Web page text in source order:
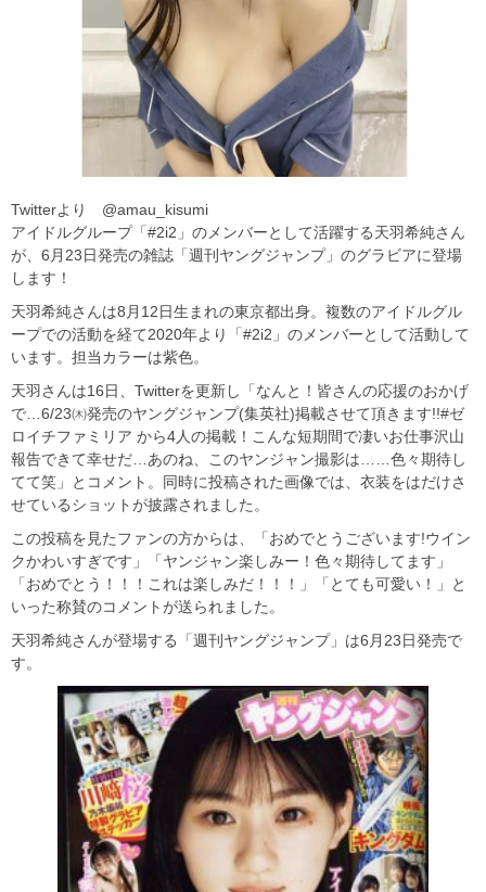
Twitterより @amau_kisumi
アイドルグループ「#2i2」のメンバーとして活躍する天羽希純さん
が、6月23日発売の雑誌「週刊ヤングジャンプ」のグラビアに登場
します！
天羽希純さんは8月12日生まれの東京都出身。複数のアイドルグル
ープでの活動を経て2020年より「#2i2」のメンバーとして活動して
います。担当カラーは紫色。
天羽さんは16日、Twitterを更新し「なんと！皆さんの応援のおかげ
で…6/23㈭発売のヤングジャンプ(集英社)掲載させて頂きます!!#ゼ
ロイチファミリア から4人の掲載！こんな短期間で凄いお仕事沢山
報告できて幸せだ…あのね、このヤンジャン撮影は……色々期待し
てて笑」とコメント。同時に投稿された画像では、衣装をはだけさ
せているショットが披露されました。
この投稿を見たファンの方からは、「おめでとうございます!ウイン
クかわいすぎです」「ヤンジャン楽しみー！色々期待してます」
「おめでとう！！！これは楽しみだ！！！」「とても可愛い！」と
いった称賛のコメントが送られました。
天羽希純さんが登場する「週刊ヤングジャンプ」は6月23日発売で
す。